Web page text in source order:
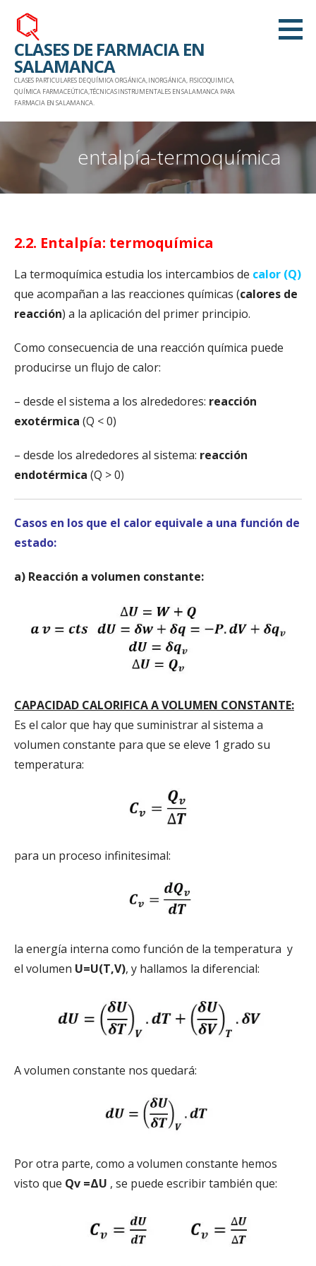
Saltar
contenido
CLASES DE FARMACIA EN
SALAMANCA
CLASES PARTICULARES DE QUÍMICA ORGÁNICA, INORGÁNICA, FISICOQUIMICA,
QUÍMICA FARMACEÚTICA,TÉCNICAS INSTRUMENTALES EN SALAMANCA PARA
FARMACIA EN SALAMANCA.
entalpía-termoquímica
2.2. Entalpía: termoquímica
La termoquímica estudia los intercambios de calor (Q)
que acompañan a las reacciones químicas (calores de
reacción) a la aplicación del primer principio.
Como consecuencia de una reacción química puede
producirse un flujo de calor:
– desde el sistema a los alrededores: reacción
exotérmica (Q < 0)
– desde los alrededores al sistema: reacción
endotérmica (Q > 0)
Casos en los que el calor equivale a una función de
estado:
a) Reacción a volumen constante:
CAPACIDAD CALORIFICA A VOLUMEN CONSTANTE:
Es el calor que hay que suministrar al sistema a
volumen constante para que se eleve 1 grado su
temperatura:
para un proceso infinitesimal:
la energía interna como función de la temperatura y
el volumen U=U(T,V), y hallamos la diferencial:
A volumen constante nos quedará:
Por otra parte, como a volumen constante hemos
visto que Qv =ΔU , se puede escribir también que: